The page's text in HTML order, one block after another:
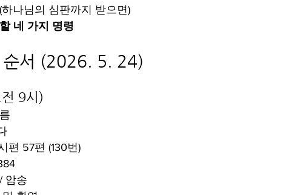
(하나님의 심판까지 받으면)
네 가지 명령
순서 (2026. 5. 24)
9시)
편 57편 (130번)
암송